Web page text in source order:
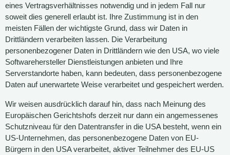
eines Vertragsverhältnisses notwendig und in jedem Fall nur
soweit dies generell erlaubt ist. Ihre Zustimmung ist in den
meisten Fällen der wichtigste Grund, dass wir Daten in
Drittländern verarbeiten lassen. Die Verarbeitung
personenbezogener Daten in Drittländern wie den USA, wo viele
Softwarehersteller Dienstleistungen anbieten und Ihre
Serverstandorte haben, kann bedeuten, dass personenbezogene
Daten auf unerwartete Weise verarbeitet und gespeichert werden.
Wir weisen ausdrücklich darauf hin, dass nach Meinung des
Europäischen Gerichtshofs derzeit nur dann ein angemessenes
Schutzniveau für den Datentransfer in die USA besteht, wenn ein
US-Unternehmen, das personenbezogene Daten von EU-
Bürgern in den USA verarbeitet, aktiver Teilnehmer des EU-US